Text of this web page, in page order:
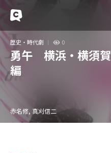
歴史・時代劇 0
勇午 横浜・横須賀
編
赤名修, 真刈信二